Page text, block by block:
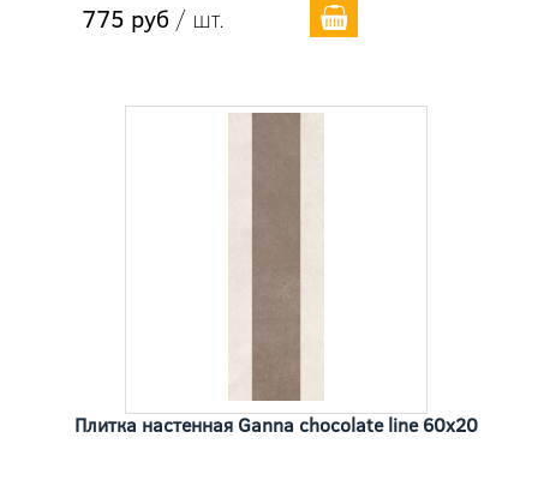
775 руб / шт.
Плитка настенная Ganna chocolate line 60x20